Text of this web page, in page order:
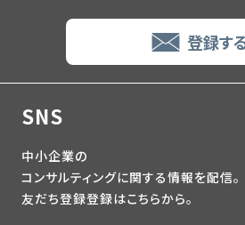
登録す
SNS
中小企業の
コンサルティングに関する情報を配信。
友だち登録登録はこちらから。